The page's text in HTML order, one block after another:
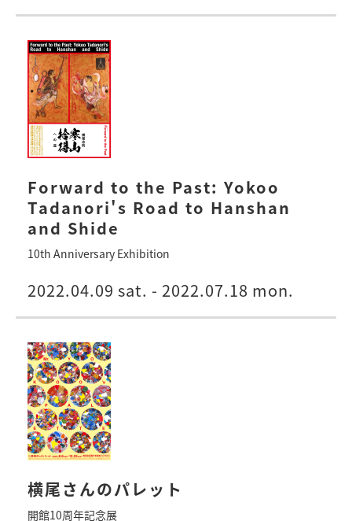
Forward to the Past: Yokoo
Tadanori's Road to Hanshan
and Shide
10th Anniversary Exhibition
2022.04.09 sat. - 2022.07.18 mon.
横尾さんのパレット
開館10周年記念展